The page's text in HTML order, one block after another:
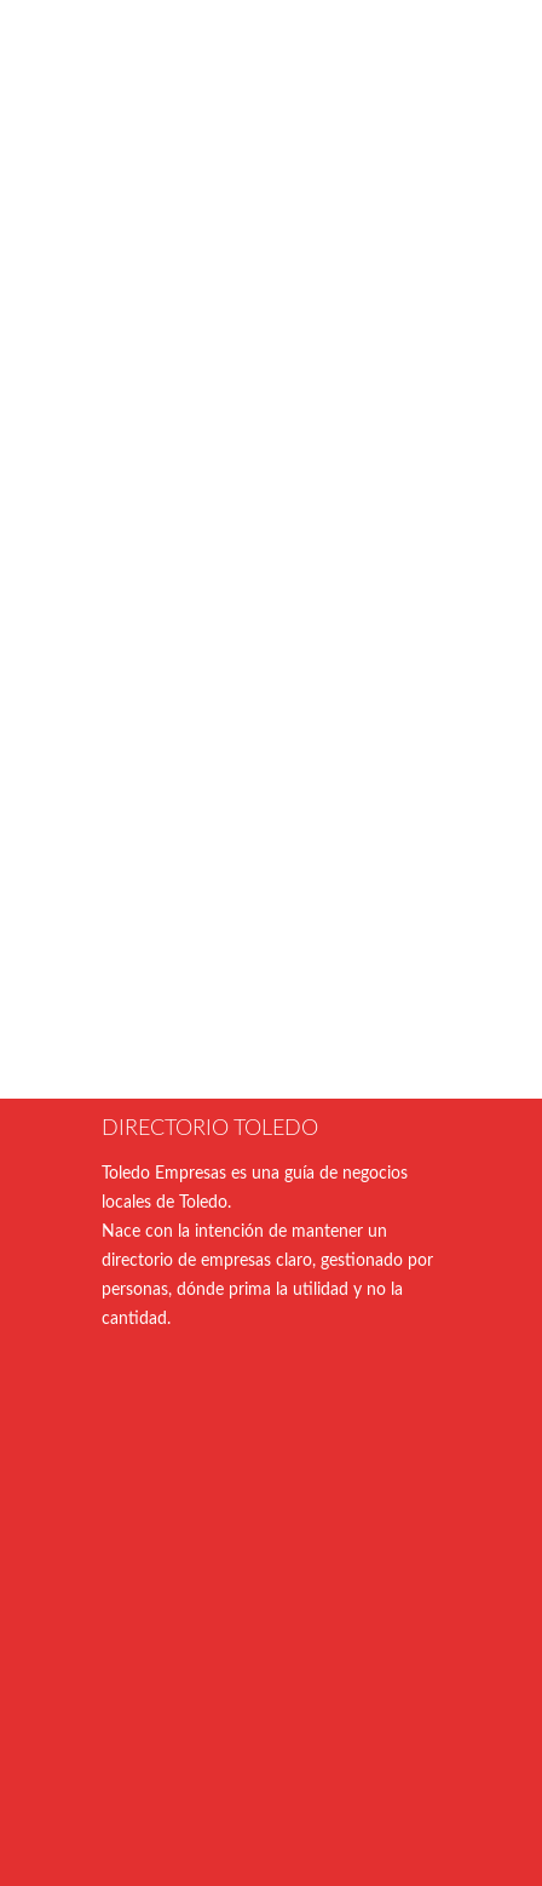
DIRECTORIO TOLEDO
Toledo Empresas es una guía de negocios
locales de Toledo.
Nace con la intención de mantener un
directorio de empresas claro, gestionado por
personas, dónde prima la utilidad y no la
cantidad.